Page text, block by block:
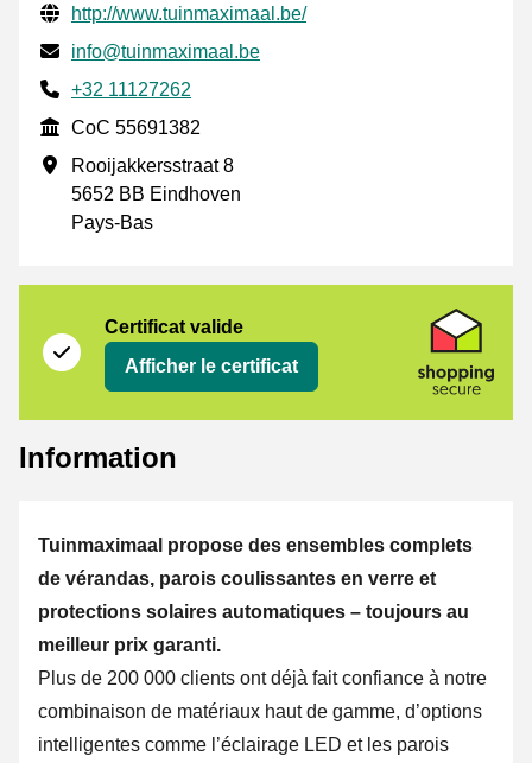
Informations de contact vérifiées
Website URL
http://www.tuinmaximaal.be/
E-mail
info@tuinmaximaal.be
Phone number
+32 11127262
CoC
CoC 55691382
Adresse professionnelle
Rooijakkersstraat 8
5652 BB Eindhoven
Pays-Bas
Certificat valide
Afficher le certificat
Information
Tuinmaximaal propose des ensembles complets
de vérandas, parois coulissantes en verre et
protections solaires automatiques – toujours au
meilleur prix garanti.
Plus de 200 000 clients ont déjà fait confiance à notre
combinaison de matériaux haut de gamme, d’options
intelligentes comme l’éclairage LED et les parois